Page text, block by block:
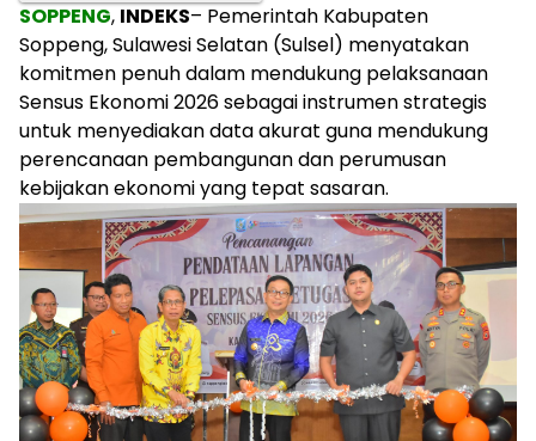
SOPPENG, INDEKS– Pemerintah Kabupaten
Soppeng, Sulawesi Selatan (Sulsel) menyatakan
komitmen penuh dalam mendukung pelaksanaan
Sensus Ekonomi 2026 sebagai instrumen strategis
untuk menyediakan data akurat guna mendukung
perencanaan pembangunan dan perumusan
kebijakan ekonomi yang tepat sasaran.